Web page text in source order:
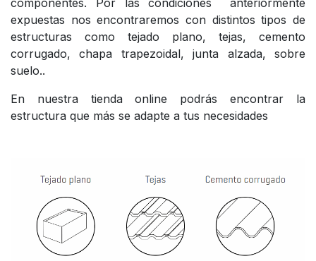
expuestas nos encontraremos con distintos tipos de
estructuras como tejado plano, tejas, cemento
corrugado, chapa trapezoidal, junta alzada, sobre
suelo..
En nuestra tienda online podrás encontrar la
estructura que más se adapte a tus necesidades